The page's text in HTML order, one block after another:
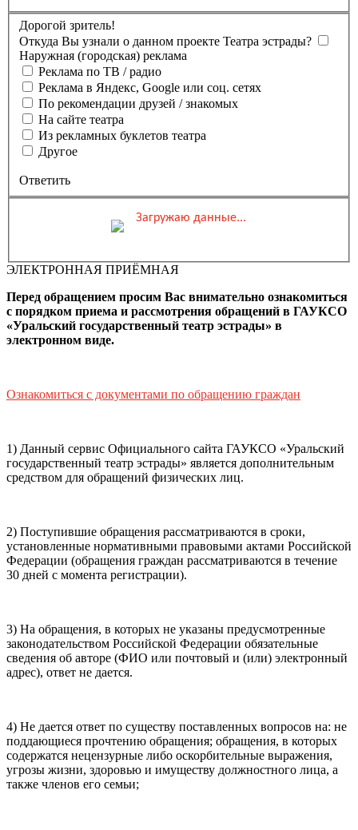
Дорогой зритель!
Откуда Вы узнали о данном проекте Театра эстрады?
Наружная (городская) реклама
Реклама по ТВ / радио
Реклама в Яндекс, Google или соц. сетях
По рекомендации друзей / знакомых
На сайте театра
Из рекламных буклетов театра
Другое
Ответить
Загружаю данные...
Вы бронируете места наМероприятие состоитсяЗал
Промокод
Применить
Фамилия, Имя (Отчество
мобильный номер телефона
Способ оплаты
Банковская карта
карта
правила возвратабилетов, а такжеправила посещения
театра.
Я ознакомлен(-а) сПолитикой ГАУКСО
«УГТЭ» в отношении обработки персональных данных
(политикой конфиденциальности)
своё согласие на обработку своих персональных данных
покупаю билет(-ы) для лиц, соответсвующих возрастной
категории мероприятия.
Подтвердить
ЭЛЕКТРОННАЯ ПРИЁМНАЯ
Перед обращением просим Вас внимательно ознакомиться
с порядком приема и рассмотрения обращений в ГАУКСО
«Уральский государственный театр эстрады» в
электронном виде.
Ознакомиться с документами по обращению граждан
1) Данный сервис Официального сайта ГАУКСО «Уральский
государственный театр эстрады» является дополнительным
средством для обращений физических лиц.
2) Поступившие обращения рассматриваются в сроки,
установленные нормативными правовыми актами Российской
Федерации (обращения граждан рассматриваются в течение
30 дней с момента регистрации).
3) На обращения, в которых не указаны предусмотренные
законодательством Российской Федерации обязательные
сведения об авторе (ФИО или почтовый и (или) электронный
адрес), ответ не дается.
4) Не дается ответ по существу поставленных вопросов на: не
поддающиеся прочтению обращения; обращения, в которых
содержатся нецензурные либо оскорбительные выражения,
угрозы жизни, здоровью и имуществу должностного лица, а
также членов его семьи;